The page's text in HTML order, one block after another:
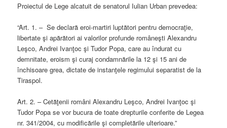
Proiectul de Lege alcatuit de senatorul Iulian Urban prevedea:
“Art. 1. – Se declară eroi-martiri luptători pentru democraţie,
libertate şi apărători ai valorilor profunde româneşti Alexandru
Leşco, Andrei Ivanţoc şi Tudor Popa, care au îndurat cu
demnitate, eroism şi curaj condamnările la 12 şi 15 ani de
închisoare grea, dictate de instanţele regimului separatist de la
Tiraspol.
Art. 2. – Cetăţenii români Alexandru Leşco, Andrei Ivanţoc şi
Tudor Popa se vor bucura de toate drepturile conferite de Legea
nr. 341/2004, cu modificările şi completările ulterioare.”